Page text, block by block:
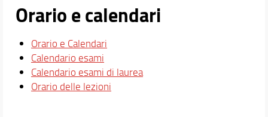
Orario e calendari
Orario e Calendari
Calendario esami
Calendario esami di laurea
Orario delle lezioni